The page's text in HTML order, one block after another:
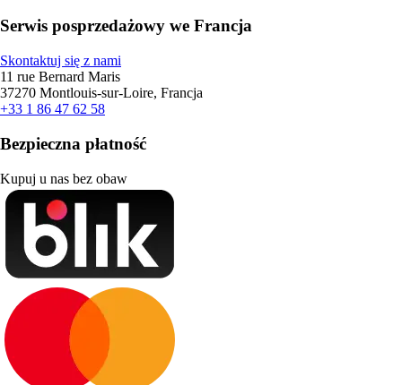
Serwis posprzedażowy we Francja
Skontaktuj się z nami
11 rue Bernard Maris
37270 Montlouis-sur-Loire, Francja
+33 1 86 47 62 58
Bezpieczna płatność
Kupuj u nas bez obaw